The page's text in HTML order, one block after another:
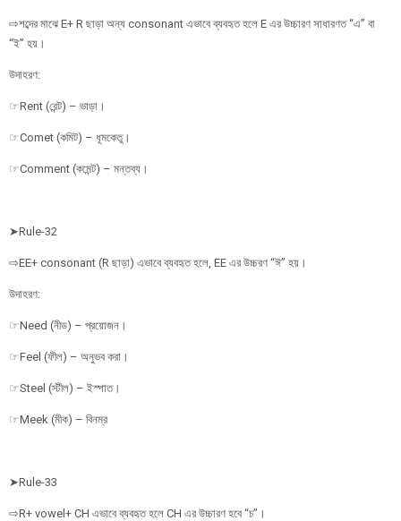
⇨শব্দের মাঝে E+ R ছাড়া অন্য consonant এভাবে ব্যবহৃত হলে E এর উচ্চারণ সাধারণত “এ” বা
“ই” হয়।
উদাহরণ:
☞Rent (রেন্ট) – ভাড়া।
☞Comet (কমিট) – ধূমকেতু।
☞Comment (কমেন্ট) – মন্তব্য।
➤Rule-32
⇨EE+ consonant (R ছাড়া) এভাবে ব্যবহৃত হলে, EE এর উচ্চরণ “ঈ” হয়।
উদাহরণ:
☞Need (নীড) – প্রয়োজন।
☞Feel (ফীল) – অনুভব করা।
☞Steel (স্টীল) – ইস্পাত।
☞Meek (মীক) – বিনম্র
➤Rule-33
⇨R+ vowel+ CH এভাবে ব্যবহৃত হলে CH এর উচ্চারণ হবে “চ”।